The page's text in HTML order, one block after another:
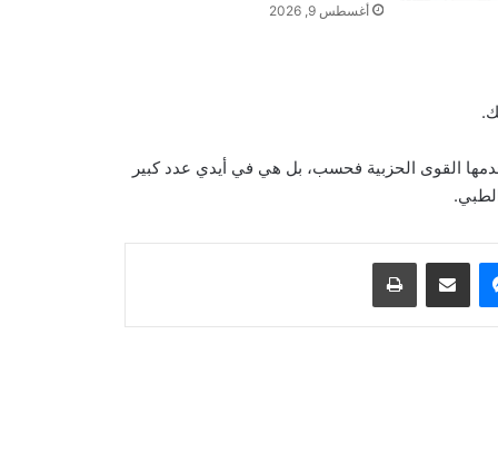
أغسطس 9, 2026
القوى الحزبية فحسب، بل هي في أيدي عدد كبير
ماسنجر مشاركة عبر البريد طباعة
وافق مجلس الشيوخ الأمريكي على خطة
لتشديد العقوبات على روسيا